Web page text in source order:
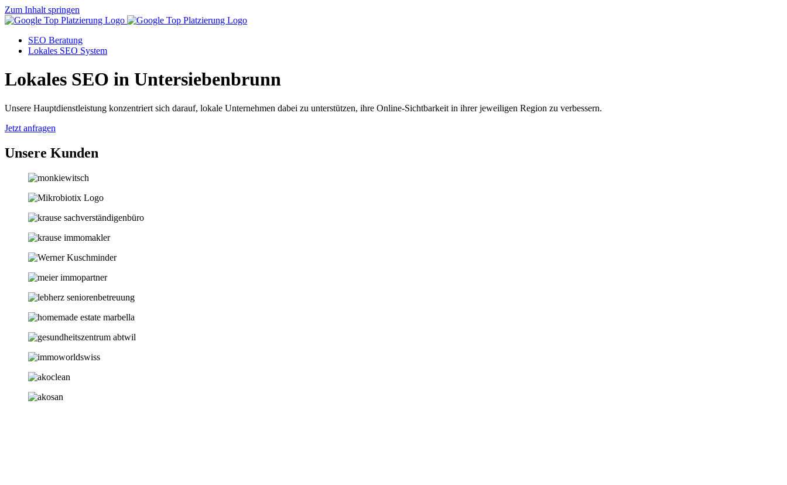
Zum Inhalt springen
SEO Beratung
Lokales SEO System
Lokales SEO in Untersiebenbrunn
Unsere Hauptdienstleistung konzentriert sich darauf, lokale Unternehmen dabei zu unterstützen, ihre Online-Sichtbarkeit in ihrer jeweiligen Region zu verbessern.
Jetzt anfragen
Unsere Kunden